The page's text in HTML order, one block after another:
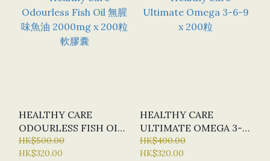
HEALTHY CARE
ODOURLESS FISH OIL
無腥味魚油 2000MG X
200粒軟膠囊
HK$500.00
HK$320.00
HEALTHY CARE
ULTIMATE OMEGA 3-
6-9 X 200粒
HK$400.00
HK$320.00